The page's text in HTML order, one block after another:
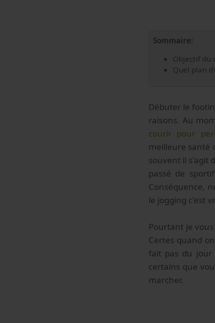
Sommaire:
Objectif du
Quel plan
Débuter le
raisons. Au
courir pour
meilleure santé
souvent il s'agit
passé de
Conséquence,
le jogging c'est
Pourtant je
Certes quand
fait pas du jour
certains que
marcher.